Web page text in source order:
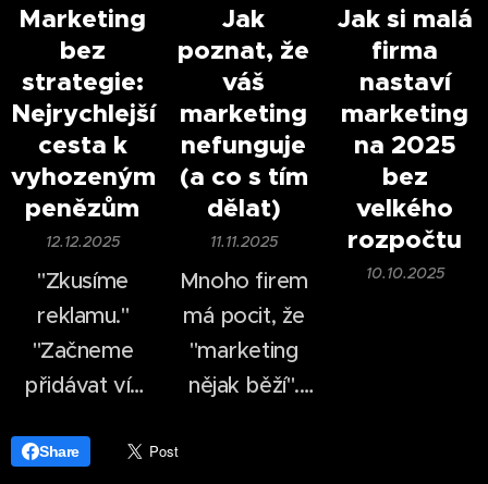
časově i
finančně
náročné —
dnes dokáže
firma vytvořit
profesionálně
vypadající
desítek minut.
změnil.
V roce 2026
užnestačí mít
web, logo a
pár příspěvků
sociálních
sítích.
Marketing
bez
strategie:
Nejrychlejší
cesta k
vyhozeným
penězům
12.12.2025
"Zkusíme
reklamu."
"Začneme
přidávat víc
"Konkurence
Jak
poznat, že
váš
marketing
nefunguje
(a co s tím
dělat)
11.11.2025
Mnoho firem
má pocit, že
"marketing
nějak běží".
publikují, web
Jak si malá
firma
nastaví
marketing
na 2025
bez
velkého
rozpočtu
10.10.2025
Share